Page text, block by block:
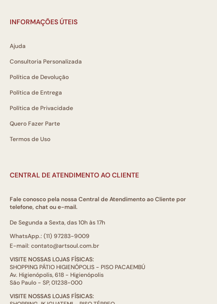
INFORMAÇÕES ÚTEIS
Ajuda
Consultoria Personalizada
Política de Devolução
Política de Entrega
Política de Privacidade
Quero Fazer Parte
Termos de Uso
CENTRAL DE ATENDIMENTO AO CLIENTE
Fale conosco pela nossa Central de Atendimento ao Cliente por
telefone, chat ou e-mail.
De Segunda a Sexta, das 10h às 17h
WhatsApp.: (11) 97283-9009
E-mail: contato@artsoul.com.br
VISITE NOSSAS LOJAS FÍSICAS:
SHOPPING PÁTIO HIGIENÓPOLIS - PISO PACAEMBÚ
Av. Higienópolis, 618 - Higienópolis
São Paulo - SP, 01238-000
VISITE NOSSAS LOJAS FÍSICAS: